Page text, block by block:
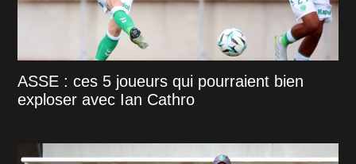
ASSE : ces 5 joueurs qui pourraient bien
exploser avec Ian Cathro